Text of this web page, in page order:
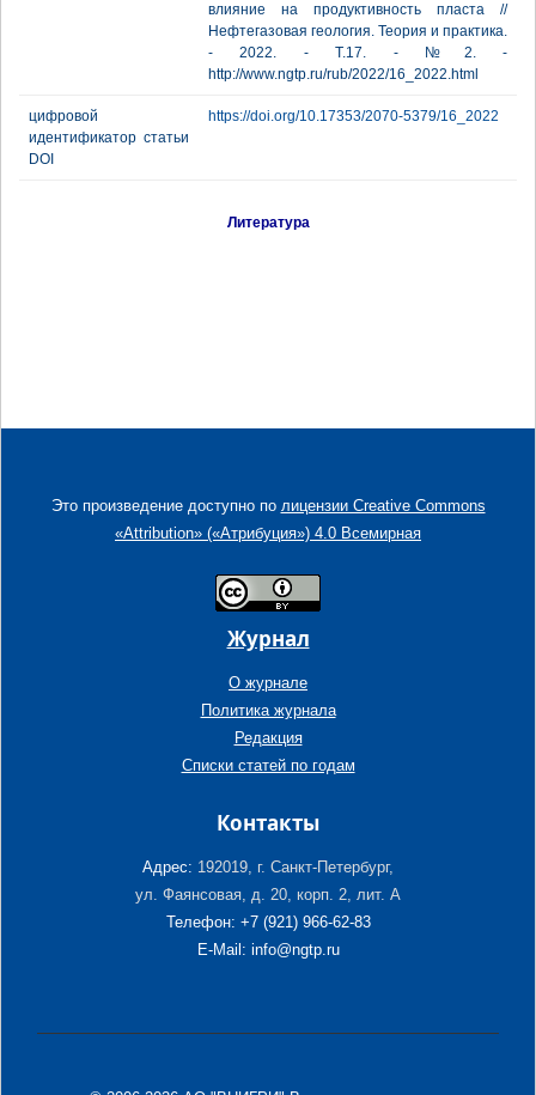
влияние на продуктивность пласта //
Нефтегазовая геология. Теория и практика.
- 2022. - Т.17. - №2. -
http://www.ngtp.ru/rub/2022/16_2022.html
цифровой
идентификатор статьи
DOI
https://doi.org/10.17353/2070-5379/16_2022
Литература
Это произведение доступно по лицензии Creative Commons
«Attribution» («Атрибуция») 4.0 Всемирная
Журнал
О журнале
Политика журнала
Редакция
Списки статей по годам
Контакты
Адрес: 192019, г. Санкт-Петербург,
ул. Фаянсовая, д. 20, корп. 2, лит. А
Телефон: +7 (921) 966-62-83
E-Mail: info@ngtp.ru